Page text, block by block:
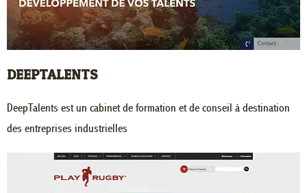
DEEPTALENTS
DeepTalents est un cabinet de formation et de conseil à destination
des entreprises industrielles